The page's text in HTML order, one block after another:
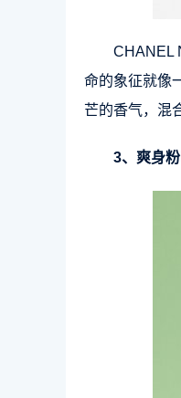
CHANEL
命的象征就像
芒的香气，混
3、爽身